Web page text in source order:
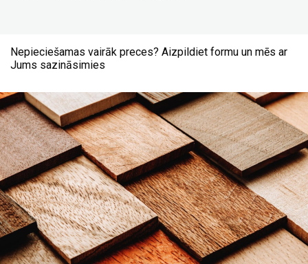
Nepieciešamas vairāk preces? Aizpildiet formu un mēs ar
Jums sazināsimies